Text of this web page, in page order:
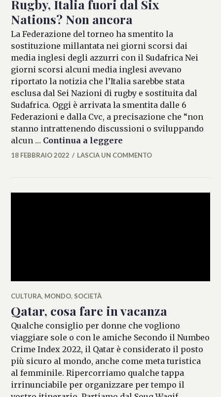
Rugby, Italia fuori dal Six
Nations? Non ancora
La Federazione del torneo ha smentito la
sostituzione millantata nei giorni scorsi dai
media inglesi degli azzurri con il Sudafrica Nei
giorni scorsi alcuni media inglesi avevano
riportato la notizia che l’Italia sarebbe stata
esclusa dal Sei Nazioni di rugby e sostituita dal
Sudafrica. Oggi è arrivata la smentita dalle 6
Federazioni e dalla Cvc, a precisazione che “non
stanno intrattenendo discussioni o sviluppando
alcun … Continua a leggere
MARIANNA
18 FEBBRAIO 2022 LASCIA UN COMMENTO
CULTURA, MONDO, SOCIETÀ
Qatar, cosa fare in vacanza
Qualche consiglio per donne che vogliono
viaggiare sole o con le amiche Secondo il Numbeo
Crime Index 2022, il Qatar è considerato il posto
più sicuro al mondo, anche come meta turistica
al femminile. Ripercorriamo qualche tappa
irrinunciabile per organizzare per tempo il